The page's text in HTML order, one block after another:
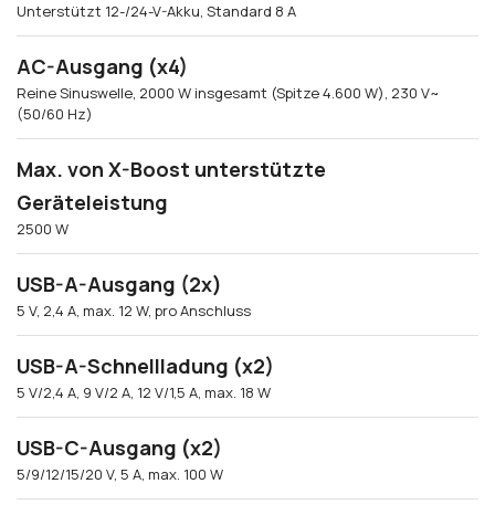
Unterstützt 12-/24-V-Akku, Standard 8 A
AC-Ausgang (x4)
Reine Sinuswelle, 2000 W insgesamt (Spitze 4.600 W), 230 V~
(50/60 Hz)
Max. von X-Boost unterstützte
Geräteleistung
2500 W
USB-A-Ausgang (2x)
5 V, 2,4 A, max. 12 W, pro Anschluss
USB-A-Schnellladung (x2)
5 V/2,4 A, 9 V/2 A, 12 V/1,5 A, max. 18 W
USB-C-Ausgang (x2)
5/9/12/15/20 V, 5 A, max. 100 W